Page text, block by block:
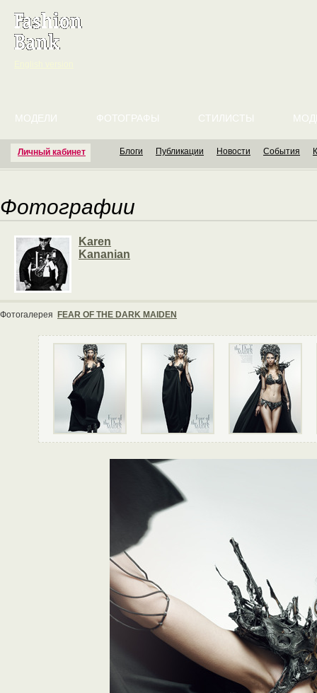
Личный кабинет
МОДЕЛИ ФОТОГРАФЫ СТИЛИСТЫ
Блоги Публикации Новости События
Фотографии
Karen
Kananian
Фотогалерея FEAR OF THE DARK MAIDEN